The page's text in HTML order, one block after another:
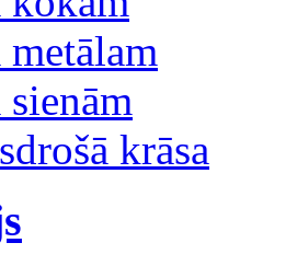
metālam
sienām
krāsa